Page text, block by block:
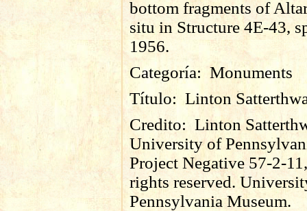
bottom fragments of
situ in Structure 4E-43,
1956.
Categoría: Monuments
Título: Linton
Credito: Linton
University of
Project Negative 57-2-
rights reserved.
Pennsylvania Museum.